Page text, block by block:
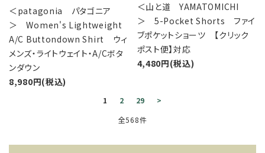
＜patagonia パタゴニア
＞ Women's Lightweight
A/C Buttondown Shirt ウィ
メンズ・ライトウェイト・A/Cボタ
ンダウン
8,980円(税込)
＜山と道 YAMATOMICHI
＞ 5-Pocket Shorts ファイ
ブポケットショーツ 【クリック
ポスト便】対応
4,480円(税込)
1 2 29
>
全568件